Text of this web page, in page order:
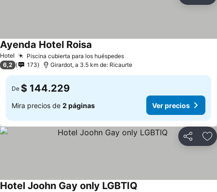
Hotel Piscina cubierta para los huéspedes
Ayenda Hotel Roisa
6,2 173 Girardot, a 3.5 km de: Ricaurte
De $ 144.229
Mira precios de 2 páginas Ver precios
Compartir
Hotel Joohn Gay only LGBTIQ